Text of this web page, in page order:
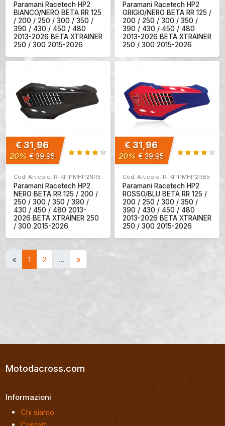
Paramani Racetech HP2
BIANCO/NERO BETA RR 125
/ 200 / 250 / 300 / 350 /
390 / 430 / 450 / 480
2013-2026 BETA XTRAINER
250 / 300 2015-2026
Paramani Racetech HP2
GRIGIO/NERO BETA RR 125 /
200 / 250 / 300 / 350 /
390 / 430 / 450 / 480
2013-2026 BETA XTRAINER
250 / 300 2015-2026
€ 31,96
20% € 39,95
Cod. Articolo: R-KITPMHP2NR5
Paramani Racetech HP2
NERO BETA RR 125 / 200 /
250 / 300 / 350 / 390 /
430 / 450 / 480 2013-
2026 BETA XTRAINER 250
/ 300 2015-2026
€ 31,96
20% € 39,95
Cod. Articolo: R-KITPMHP2RB5
Paramani Racetech HP2
ROSSO/BLU BETA RR 125 /
200 / 250 / 300 / 350 /
390 / 430 / 450 / 480
2013-2026 BETA XTRAINER
250 / 300 2015-2026
« 1 2 … »
Motodacross.com
Informazioni
Chi siamo